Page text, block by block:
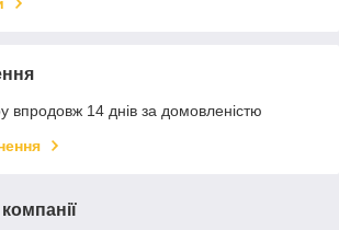
впродовж 14 днів за домовленістю